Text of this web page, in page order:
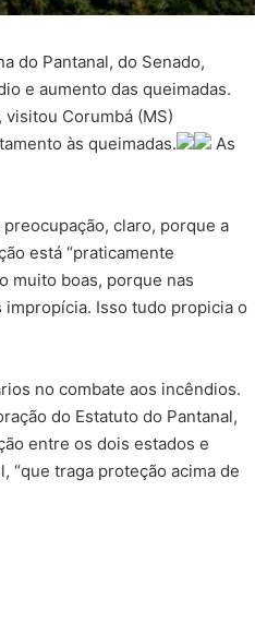
do Pantanal, do Senado,
e aumento das queimadas.
Corumbá (MS)
às queimadas.
As
claro, porque a
está “praticamente
muito boas, porque nas
Isso tudo propicia o
no combate aos incêndios.
do Estatuto do Pantanal,
entre os dois estados e
“que traga proteção acima de